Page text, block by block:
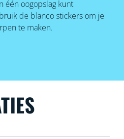
één oogopslag kunt
de blanco stickers om je
te maken.